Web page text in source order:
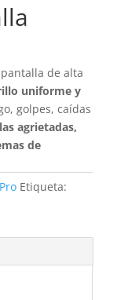
de alta
uniforme y
golpes, caídas
agrietadas,
de
Etiqueta: